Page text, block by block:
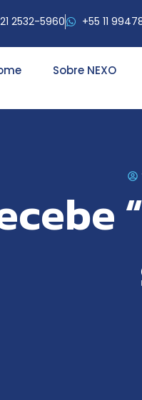
2532-5960 +55 11
Sobre NEXO